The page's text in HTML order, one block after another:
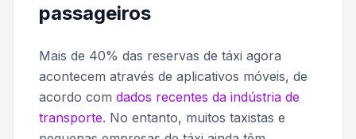
passageiros
Mais de 40% das reservas de táxi agora
acontecem através de aplicativos móveis, de
acordo com dados recentes da indústria de
transporte. No entanto, muitos taxistas e